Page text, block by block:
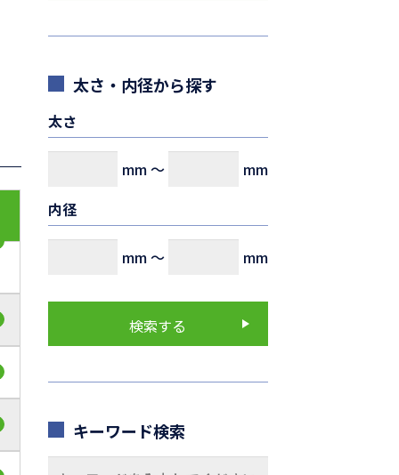
太さ・内径から探す
太さ
mm～
mm
内径
mm～ mm
キーワード検索